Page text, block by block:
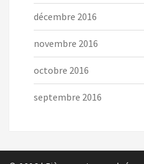
décembre 2016
novembre 2016
octobre 2016
septembre 2016